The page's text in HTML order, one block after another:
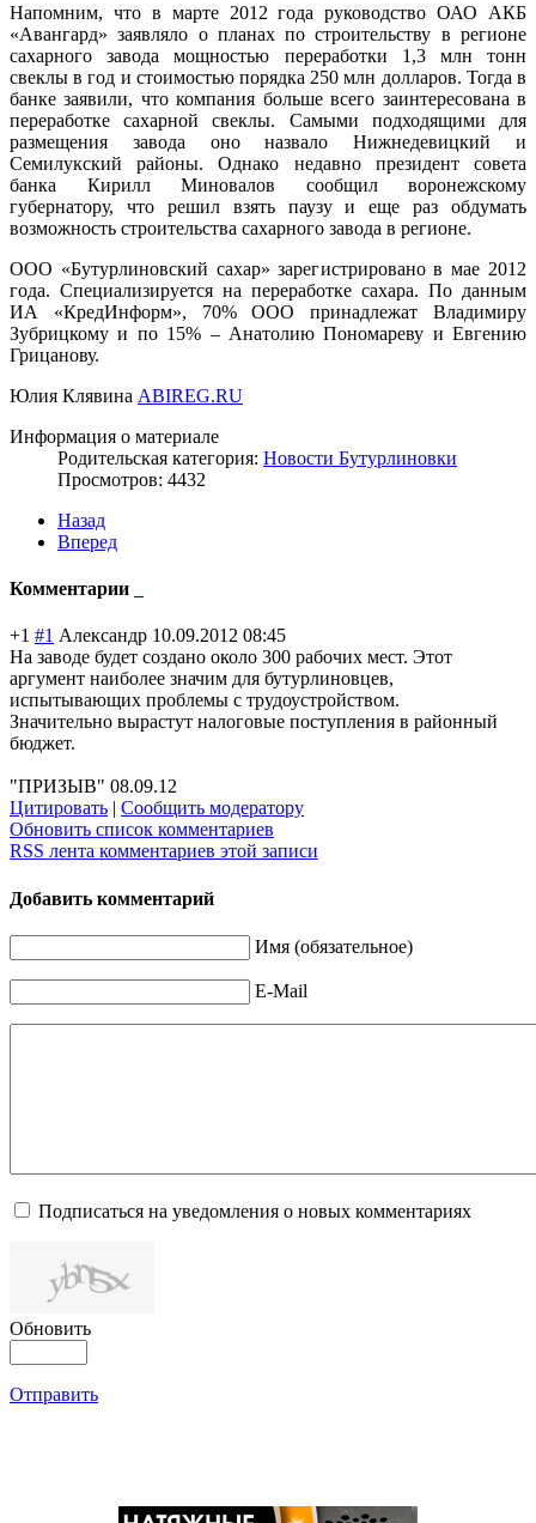
Напомним, что в марте 2012 года руководство ОАО АКБ
«Авангард» заявляло о планах по строительству в регионе
сахарного завода мощностью переработки 1,3 млн тонн
свеклы в год и стоимостью порядка 250 млн долларов. Тогда в
банке заявили, что компания больше всего заинтересована в
переработке сахарной свеклы. Самыми подходящими для
размещения завода оно назвало Нижнедевицкий и
Семилукский районы. Однако недавно президент совета
банка Кирилл Миновалов сообщил воронежскому
губернатору, что решил взять паузу и еще раз обдумать
возможность строительства сахарного завода в регионе.
ООО «Бутурлиновский сахар» зарегистрировано в мае 2012
года. Специализируется на переработке сахара. По данным
ИА «КредИнформ», 70% ООО принадлежат Владимиру
Зубрицкому и по 15% – Анатолию Пономареву и Евгению
Грицанову.
Юлия Клявина ABIREG.RU
Информация о материале
Родительская категория: Новости Бутурлиновки
Просмотров: 4432
Назад
Вперед
Комментарии
+1 #1 Александр 10.09.2012 08:45
На заводе будет создано около 300 рабочих мест. Этот
аргумент наиболее значим для бутурлиновцев,
испытывающих проблемы с трудоустройством.
Значительно вырастут налоговые поступления в районный
бюджет.
"ПРИЗЫВ" 08.09.12
Цитировать | Сообщить модератору
Обновить список комментариев
RSS лента комментариев этой записи
Добавить комментарий
Имя (обязательное)
E-Mail
Подписаться на уведомления о новых комментариях
Обновить
Отправить